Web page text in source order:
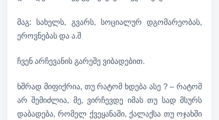
მაგ: სახელს, გვარს, სოციალურ დგომარეობას,
ეროვნებას და ა.შ
ჩვენ არჩევანის გარეშე ვიბადებით.
ხშრად მიფიქრია, თუ რატომ ხდება ასე ? – რატომ
არ შემიძლია, მე, ვირჩევდე იმას თუ სად მსურს
დაბადება, რომელ ქვეყანაში, ქალაქსა თუ ოჯახში